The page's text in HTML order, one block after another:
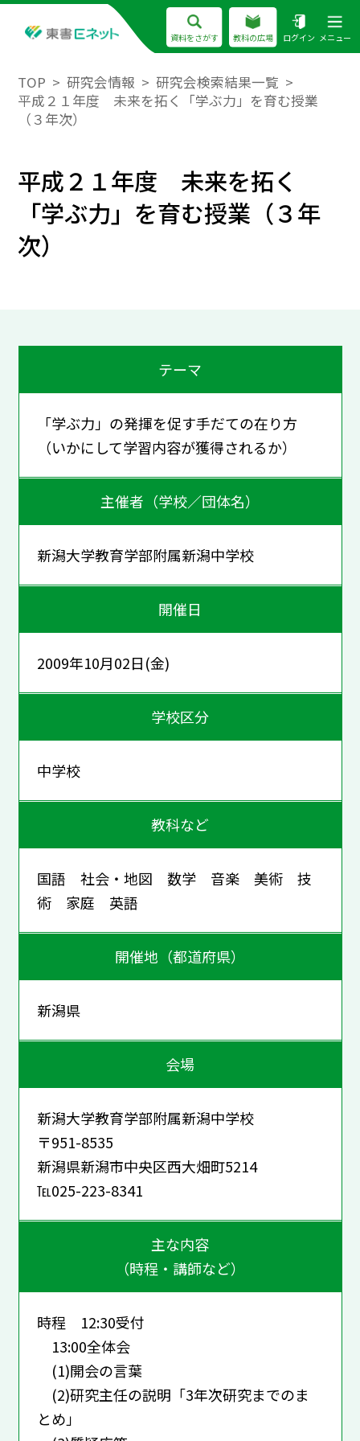
資料をさがす 教科の広場 ログイン メニュー
TOP 研究会情報
研究会検索結果一覧
平成２１年度 未来を拓く「学ぶ力」を育む授業
（３年次）
平成２１年度 未来を拓く
「学ぶ力」を育む授業（３年
次）
テーマ
「学ぶ力」の発揮を促す手だての在り方
（いかにして学習内容が獲得されるか）
主催者（学校／団体名）
新潟大学教育学部附属新潟中学校
開催日
2009年10月02日(金)
学校区分
中学校
教科など
国語 社会・地図 数学 音楽 美術 技
術 家庭 英語
開催地（都道府県）
新潟県
会場
新潟大学教育学部附属新潟中学校
〒951-8535
新潟県新潟市中央区西大畑町5214
℡025-223-8341
主な内容
（時程・講師など）
時程 12:30受付
13:00全体会
(1)開会の言葉
(2)研究主任の説明「3年次研究までのま
とめ」